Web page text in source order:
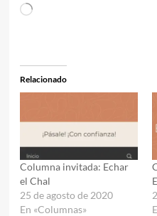
Cargando...
Relacionado
Columna invitada: Echar
el Chal
25 de agosto de 2020
En «Columnas»